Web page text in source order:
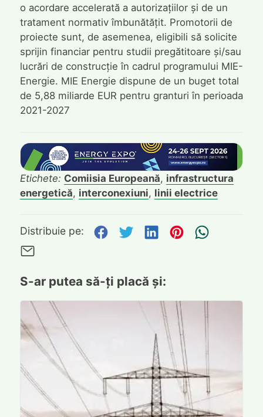
o acordare accelerată a autorizațiilor și de un
tratament normativ îmbunătățit. Promotorii de
proiecte sunt, de asemenea, eligibili să solicite
sprijin financiar pentru studii pregătitoare și/sau
lucrări de construcție în cadrul programului MIE-
Energie. MIE Energie dispune de un buget total
de 5,88 miliarde EUR pentru granturi în perioada
2021-2027
Etichete: Comiisia Europeană, infrastructura
energetică, interconexiuni, linii electrice
Distribuie pe: Distribuie pe Facebook
Distribuie pe
Distribuie pe
Distribuie
S-ar putea să-ți placă și: